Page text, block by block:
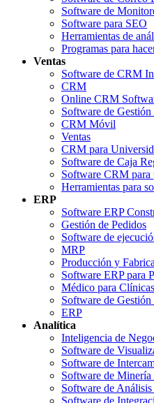
Software de
Software para SEO
Herramientas de
Programas para
Ventas
Software de CRM
CRM
Online CRM
Software de
CRM Móvil
Ventas
CRM para
Software de Caja
Software CRM para
Herramientas para
ERP
Software ERP
Gestión de Pedidos
Software de
MRP
Producción y
Software ERP para
Médico para Clínicas
Software de
ERP
Analítica
Inteligencia de
Software de
Software de
Software de Minería
Software de
Software de